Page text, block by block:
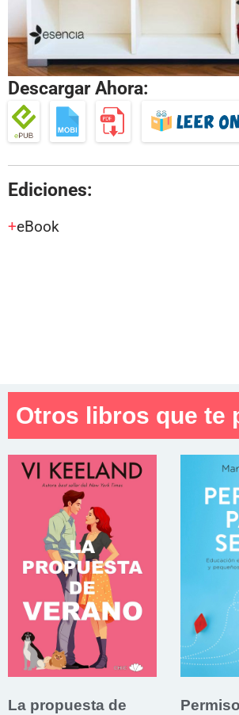
Descargar Ahora:
Ediciones:
eBook
Otros libros que te
La propuesta de